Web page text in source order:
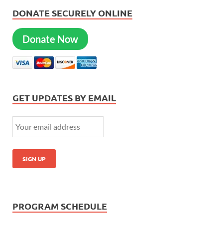
DONATE SECURELY ONLINE
Donate Now
GET UPDATES BY EMAIL
PROGRAM SCHEDULE